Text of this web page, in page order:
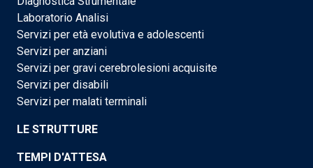
Laboratorio Analisi
Servizi per età evolutiva e adolescenti
Servizi per anziani
Servizi per gravi cerebrolesioni acquisite
Servizi per disabili
Servizi per malati terminali
LE STRUTTURE
TEMPI D'ATTESA